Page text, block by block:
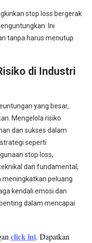
stop loss bergerak
Ini
tanpa harus menutup
di Industri
yang besar,
Mengelola risiko
dan sukses dalam
seperti
stop loss,
dan fundamental,
peluang
kendali emosi dan
dalam mencapai
click ini. Dapatkan